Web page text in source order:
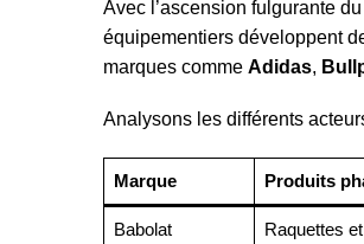
Avec l’ascension fulgurante
équipementiers développent
marques comme Adidas,
Analysons les différents
Marque Produits
Babolat Raquettes